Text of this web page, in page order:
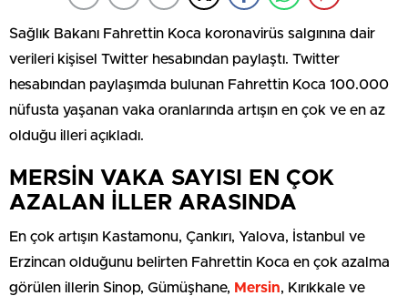
Sağlık Bakanı Fahrettin Koca koronavirüs salgınına dair
verileri kişisel Twitter hesabından paylaştı. Twitter
hesabından paylaşımda bulunan Fahrettin Koca 100.000
nüfusta yaşanan vaka oranlarında artışın en çok ve en az
olduğu illeri açıkladı.
MERSİN VAKA SAYISI EN ÇOK
AZALAN İLLER ARASINDA
En çok artışın Kastamonu, Çankırı, Yalova, İstanbul ve
Erzincan olduğunu belirten Fahrettin Koca en çok azalma
görülen illerin Sinop, Gümüşhane, Mersin, Kırıkkale ve